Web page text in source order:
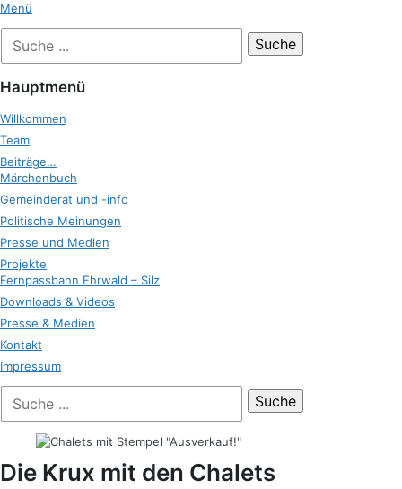
Zum
springen
Menü
nach:
Hauptmenü
Willkommen
Team
Beiträge…
Märchenbuch
Gemeinderat und -info
Politische Meinungen
Presse und Medien
Projekte
Fernpassbahn Ehrwald – Silz
Downloads & Videos
Presse & Medien
Kontakt
Impressum
der
Suche
nach:
Die Krux mit den Chalets